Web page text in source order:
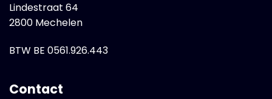
Lindestraat 64
2800 Mechelen
BTW BE 0561.926.443
Contact